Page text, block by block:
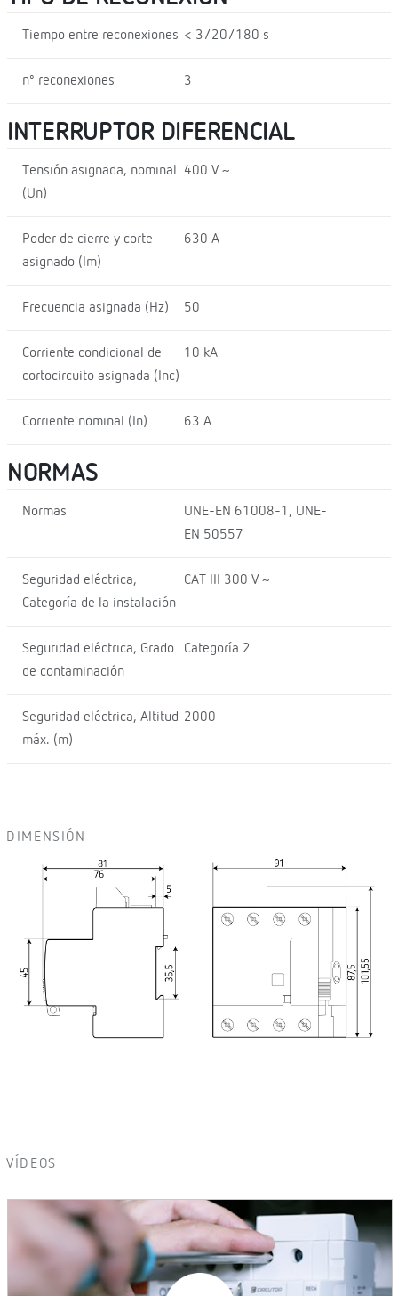
Tiempo entre reconexiones < 3/20/180 s
nº reconexiones 3
INTERRUPTOR DIFERENCIAL
Tensión asignada, nominal
(Un)
400 V ~
Poder de cierre y corte
asignado (Im)
630 A
Frecuencia asignada (Hz) 50
Corriente condicional de
cortocircuito asignada (Inc)
10 kA
Corriente nominal (In) 63 A
NORMAS
Normas
UNE-EN 61008-1, UNE-
EN 50557
Seguridad eléctrica,
Categoría de la instalación
CAT III 300 V ~
Seguridad eléctrica, Grado
de contaminación
Categoría 2
Seguridad eléctrica, Altitud
máx. (m)
2000
DIMENSIÓN
VÍDEOS